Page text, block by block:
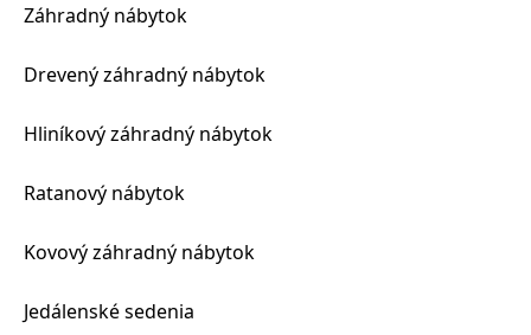
Záhradný nábytok
Drevený záhradný nábytok
Hliníkový záhradný nábytok
Ratanový nábytok
Kovový záhradný nábytok
Jedálenské sedenia